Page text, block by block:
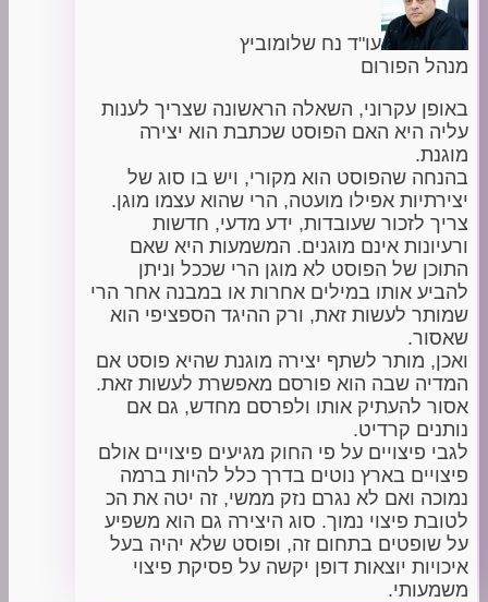
עו"ד נח שלומוביץ
מנהל הפורום
באופן עקרוני, השאלה הראשונה שצריך לענות
עליה היא האם הפוסט שכתבת הוא יצירה
מוגנת.
בהנחה שהפוסט הוא מקורי, ויש בו סוג של
יצירתיות אפילו מועטה, הרי שהוא עצמו מוגן.
צריך לזכור שעובדות, ידע מדעי, חדשות
ורעיונות אינם מוגנים. המשמעות היא שאם
התוכן של הפוסט לא מוגן הרי שככל וניתן
להביע אותו במילים אחרות או במבנה אחר הרי
שמותר לעשות זאת, ורק ההיגד הספציפי הוא
שאסור.
ואכן, מותר לשתף יצירה מוגנת שהיא פוסט אם
המדיה שבה הוא פורסם מאפשרת לעשות זאת.
אסור להעתיק אותו ולפרסם מחדש, גם אם
נותנים קרדיט.
לגבי פיצויים על פי החוק מגיעים פיצויים אולם
פיצויים בארץ נוטים בדרך כלל להיות ברמה
נמוכה ואם לא נגרם נזק ממשי, זה יטה את הכ
לטובת פיצוי נמוך. סוג היצירה גם הוא משפיע
על שופטים בתחום זה, ופוסט שלא יהיה בעל
איכויות יוצאות דופן יקשה על פסיקת פיצוי
משמעותי.